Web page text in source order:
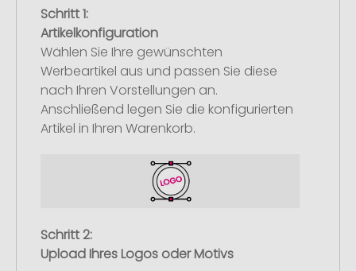
Schritt 1:
Artikelkonfiguration
Wählen Sie Ihre gewünschten
Werbeartikel aus und passen Sie diese
nach Ihren Vorstellungen an.
Anschließend legen Sie die konfigurierten
Artikel in Ihren Warenkorb.
Schritt 2:
Upload Ihres Logos oder Motivs